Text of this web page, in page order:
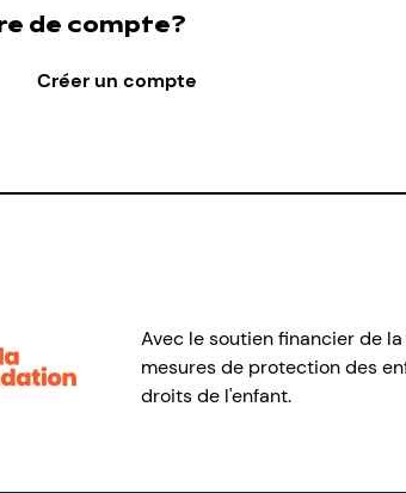
de compte?
Créer un compte
Avec le soutien financier de
mesures de protection des
droits de l'enfant.